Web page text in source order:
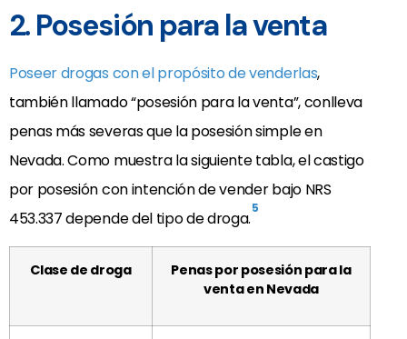
2. Posesión para la venta
Poseer drogas con el propósito de venderlas,
también llamado “posesión para la venta”, conlleva
penas más severas que la posesión simple en
Nevada. Como muestra la siguiente tabla, el castigo
por posesión con intención de vender bajo NRS
453.337 depende del tipo de droga.5
Clase de droga
Penas por posesión para la
venta en Nevada